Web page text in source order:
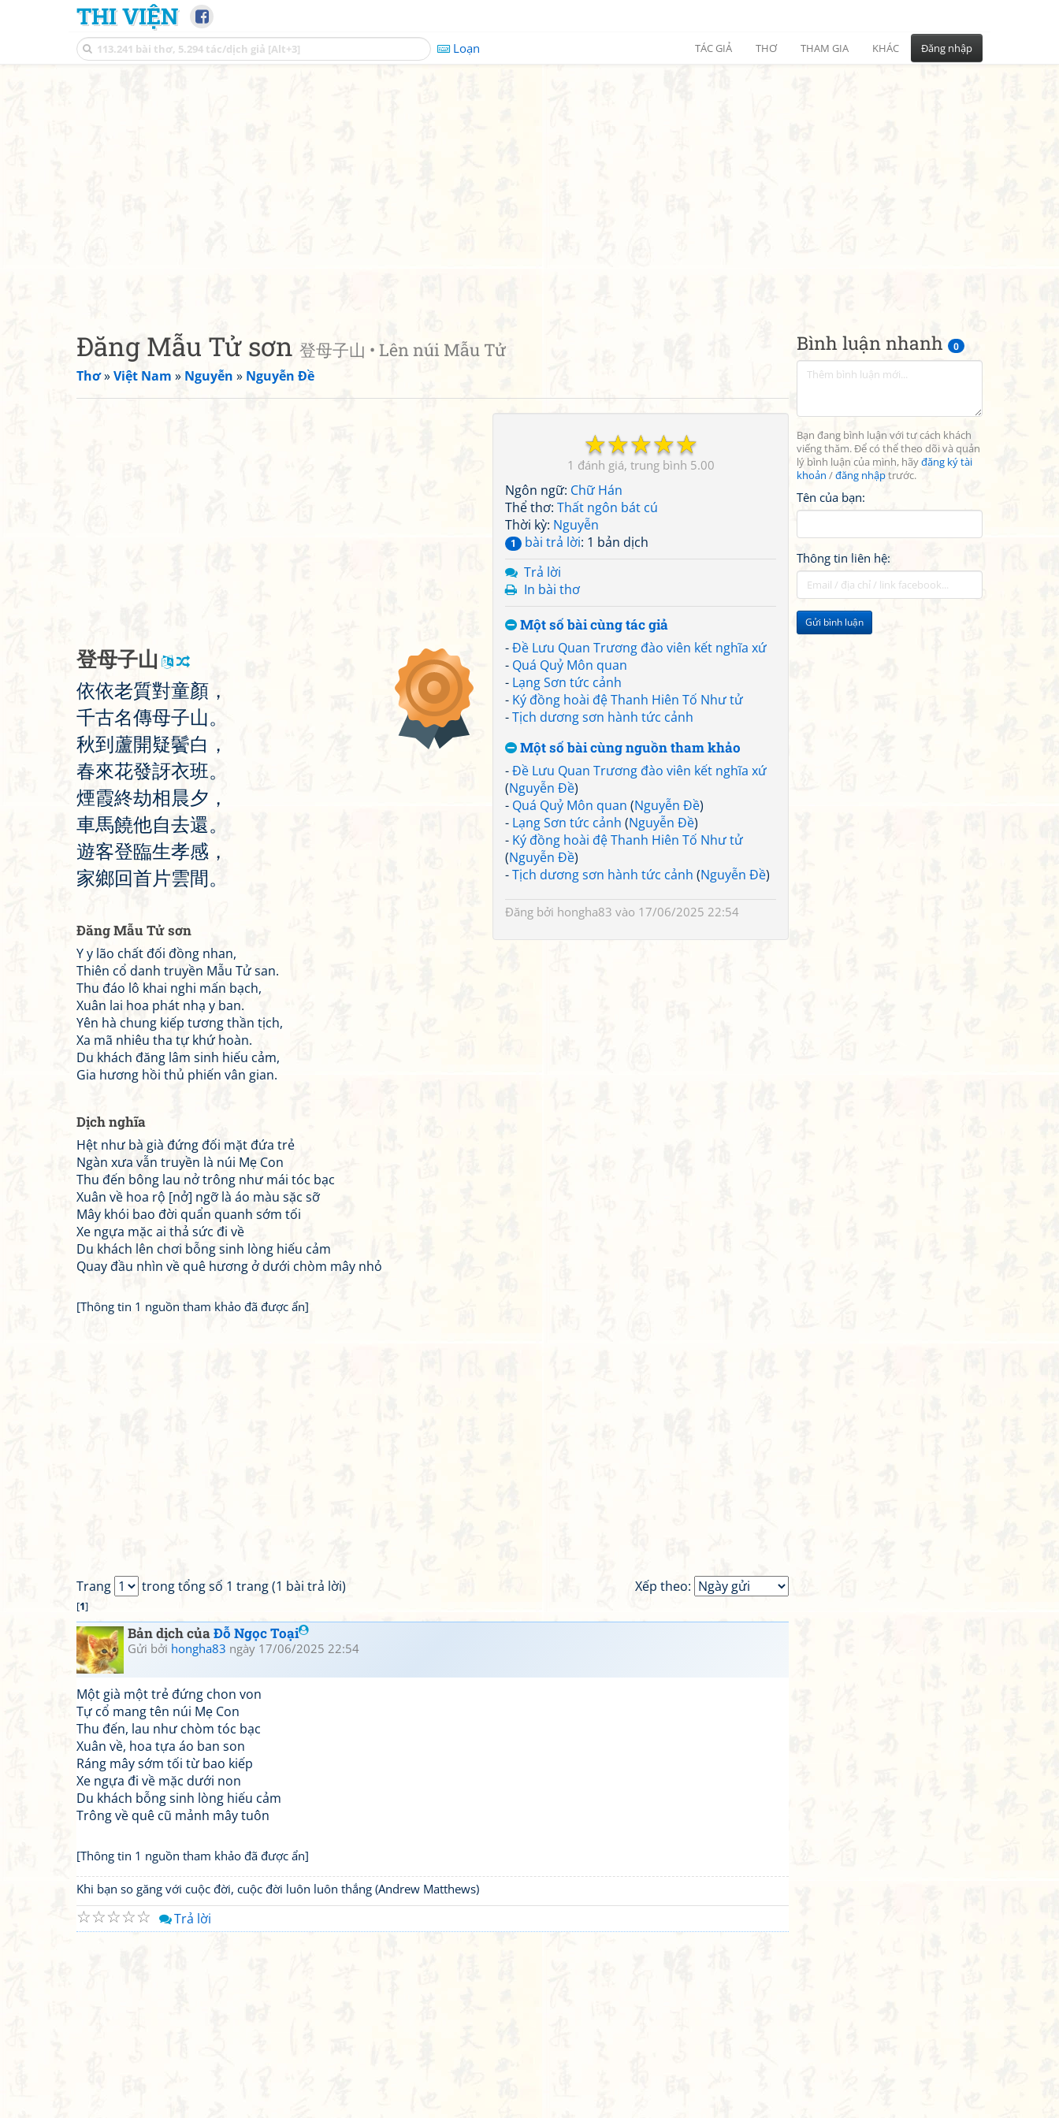
THI VIỆN
Loạn TÁC GIẢ THƠ THAM GIA KHÁC Đăng nhập
Bình luận nhanh 0
Bạn đang bình luận với tư cách khách
viếng thăm. Để có thể theo dõi và quản
lý bình luận của mình, hãyđăng ký tài
khoản /đăng nhậptrước.
Tên của bạn:
Thông tin liên hệ:
Gửi bình luận
Đăng Mẫu Tử sơn 登母子山 • Lên núi Mẫu Tử
Thơ»Việt Nam » Nguyễn » Nguyễn Đề
☆
☆
☆
☆
☆
1 5.00
Ngôn ngữ: Chữ Hán
Thể thơ: Thất ngôn bát cú
Thời kỳ: Nguyễn
1 bài trả lời: 1 bản dịch
Trả lời
In bài thơ
Một số bài cùng tác giả
-Đề Lưu Quan Trương đào viên kết nghĩa xứ
- Quá Quỷ Môn quan
- Lạng Sơn tức cảnh
- Ký đồng hoài đệ Thanh Hiên Tố Như tử
-Tịch dương sơn hành tức cảnh
Một số bài cùng nguồn tham khảo
-Đề Lưu Quan Trương đào viên kết nghĩa xứ
(Nguyễn Đề)
- Quá Quỷ Môn quan (Nguyễn Đề)
- Lạng Sơn tức cảnh (Nguyễn Đề)
- Ký đồng hoài đệ Thanh Hiên Tố Như tử
(Nguyễn Đề)
-Tịch dương sơn hành tức cảnh (Nguyễn Đề)
Đăng bởi hongha83 vào 17/06/2025 22:54
登母子山
依依老質對童顏 ，
千古名傳母子山。
秋到 蘆開疑鬢白 ，
春來花發訝衣班。
煙霞終劫相晨夕 ，
車馬饒他自去還。
遊客登臨生孝感 ，
家鄉回首片雲間。
Đăng Mẫu Tử sơn
Y y lão chất đối đồng nhan,
Thiên cổ danh truyền Mẫu Tử san.
Thu đáo lô khai nghi mấn bạch,
Xuân lai hoa phát nhạ y ban.
Yên hà chung kiếp tương thần tịch,
Xa mã nhiêu tha tự khứ hoàn.
Du khách đăng lâm sinh hiếu cảm,
Gia hương hồi thủ phiến vân gian.
Dịch nghĩa
Hệt như bà già đứng đối mặt đứa trẻ
Ngàn xưa vẫn truyền là núi Mẹ Con
Thu đến bông lau nở trông như mái tóc bạc
Xuân về hoa rộ [nở] ngỡ là áo màu sặc sỡ
Mây khói bao đời quẩn quanh sớm tối
Xe ngựa mặc ai thả sức đi về
Du khách lên chơi bỗng sinh lòng hiếu cảm
Quay đầu nhìn về quê hương ở dưới chòm mây nhỏ
[Thông tin 1 nguồn tham khảo đã được ẩn]
Xếp theo:
Trang trong tổng số 1 trang (1 bài trả lời)
[1]
Bản dịch củaĐỗ Ngọc Toại
Gửi bởi hongha83 ngày 17/06/2025 22:54
Một già một trẻ đứng chon von
Tự cổ mang tên núi Mẹ Con
Thu đến, lau như chòm tóc bạc
Xuân về, hoa tựa áo ban son
Ráng mây sớm tối từ bao kiếp
Xe ngựa đi về mặc dưới non
Du khách bỗng sinh lòng hiếu cảm
Trông về quê cũ mảnh mây tuôn
[Thông tin 1 nguồn tham khảo đã được ẩn]
Khi bạn so găng với cuộc đời, cuộc đời luôn luôn thắng (Andrew Matthews)
☆
☆
☆
☆
☆ Trả lời